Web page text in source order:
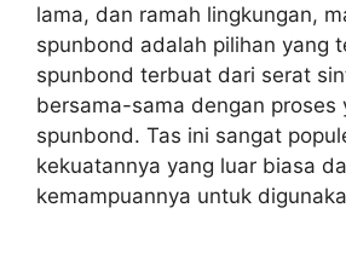
lama, dan ramah lingkungan,
spunbond adalah pilihan yang
spunbond terbuat dari serat
bersama-sama dengan proses
spunbond. Tas ini sangat
kekuatannya yang luar biasa
kemampuannya untuk